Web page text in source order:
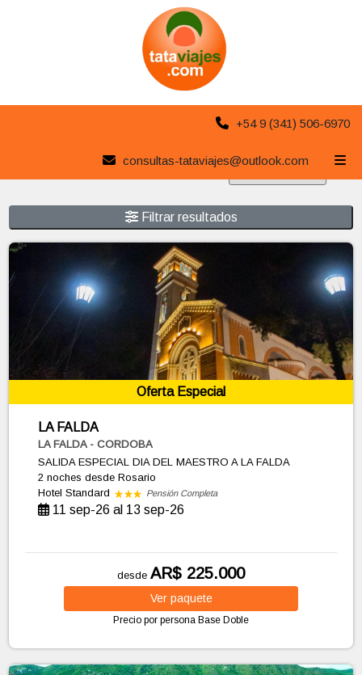
+54 9 (341) 506-6970
consultas-tataviajes@outlook.com
Filtrar resultados
Oferta Especial
LA FALDA
LA FALDA - CORDOBA
SALIDA ESPECIAL DIA DEL MAESTRO A LA FALDA
2 nochesdesde Rosario
Hotel Standard
Pensión Completa
11 sep-26 al 13 sep-26
desde AR$ 225.000
Ver paquete
Precio por persona Base Doble